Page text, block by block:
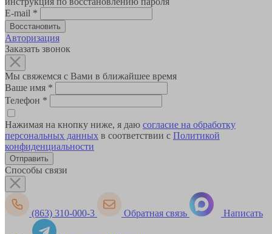
E-mail *
Авторизация
Заказать звонок
Мы свяжемся с Вами в ближайшее время
Ваше имя *
Телефон *
Нажимая на кнопку ниже, я даю согласие на обработку
персональных данных в соответствии с Политикой
конфиденциальности
Способы связи
(863) 310-000-3 Обратная связь Написать